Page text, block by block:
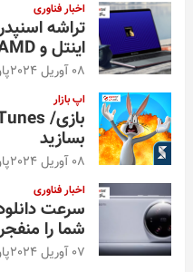
اخبار فناوری
اینتل و AMD را شکست داد
08 آوریل 2024
اپ بازار
بسازید
08 آوریل 2024
اخبار فناوری
سرعت
شما را
07 آوریل 2024